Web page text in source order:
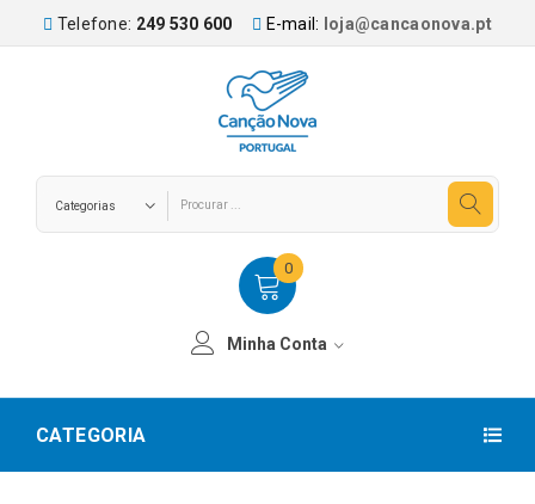
Telefone: 249 530 600 E-mail: loja@cancaonova.pt
0
Minha Conta
CATEGORIA